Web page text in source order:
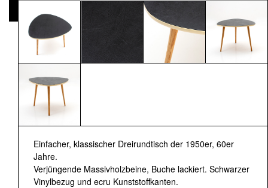
Einfacher, klassischer Dreirundtisch der 1950er, 60er
Jahre.
Verjüngende Massivholzbeine, Buche lackiert. Schwarzer
Vinylbezug und ecru Kunststoffkanten.